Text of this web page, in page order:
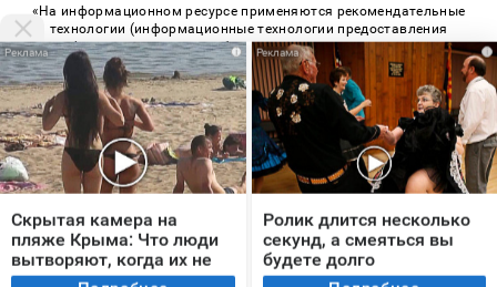
«На информационном ресурсе применяются рекомендательные
технологии (информационные технологии предоставления
информации на основе сбора, систематизации и анализа
сведений, относящихся к предпочтениям пользователей сети
«Интернет», находящихся на территории Российской
Федерации)». Правила применения рекомендательных
технологий в виджетах рекламно-обменной сети«СМИ2» (PDF),
«Sparrow» (PDF)
© 2026 «Про Город Пермь» | Все права защищены
Возрастная категория сайта 16+
Политика конфиденциальности
i
Скрытая камера на
пляже Крыма: Что люди
вытворяют, когда их не
видят...
i
Ролик длится несколько
секунд, а смеяться вы
будете долго